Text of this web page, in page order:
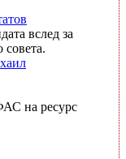
вслед за
на ресурс